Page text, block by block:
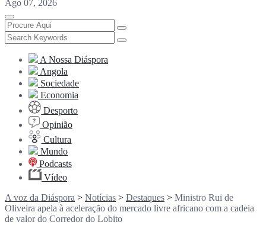
Ago 07, 2026
A Nossa Diáspora
Angola
Sociedade
Economia
Desporto
Opinião
Cultura
Mundo
Podcasts
Vídeo
A voz da Diáspora > Notícias > Destaques > Ministro Rui de
Oliveira apela à aceleração do mercado livre africano com a cadeia
de valor do Corredor do Lobito